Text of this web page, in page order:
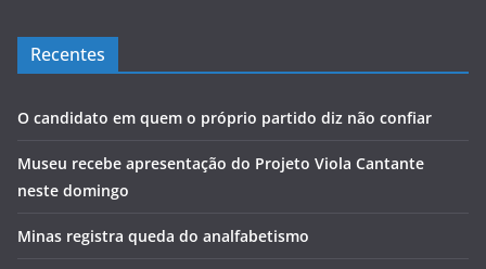
Recentes
O candidato em quem o próprio partido diz não confiar
Museu recebe apresentação do Projeto Viola Cantante
neste domingo
Minas registra queda do analfabetismo